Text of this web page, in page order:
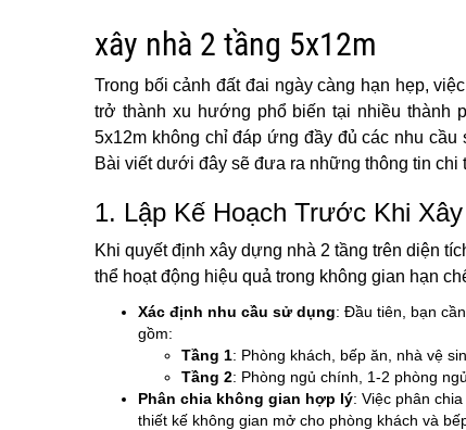
xây nhà 2 tầng 5x12m
Trong bối cảnh đất đai ngày càng hạn hẹp,
trở thành xu hướng phổ biến tại nhiều thành
5x12m không chỉ đáp ứng đầy đủ các nhu
Bài viết dưới đây sẽ đưa ra những thông tin
1. Lập Kế Hoạch Trước Khi
Khi quyết định xây dựng nhà 2 tầng trên diện
thể hoạt động hiệu quả trong không gian hạn
Xác định nhu cầu sử dụng: Đầu tiên, bạn
gồm:
Tầng 1: Phòng khách, bếp ăn, nhà vệ
Tầng 2: Phòng ngủ chính, 1-2 phòng
Phân chia không gian hợp lý: Việc phân
thiết kế không gian mở cho phòng khách và